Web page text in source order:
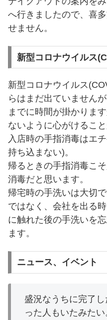
へ行きましたので、喜
せません。
新型コロナウイルス
新型コロナウイルス
らはまだ出ていません
までに時間が掛かりま
ないように心がけること
入店時の手指消毒はエ
持ち込まない)。
帰るときの手指消毒こ
消毒だと思います。
帰宅時の手洗いは大切
ではなく、会社を出る
に触れた後の手洗いを
ます。
ニュース、イベント
盛況なうちに完了
った人もいたみたい